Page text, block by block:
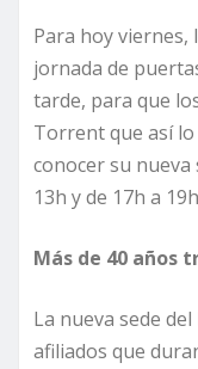
Para hoy
jornada de
tarde, para que
Torrent que así lo
conocer su nueva
13h y de 17h a
Más de 40 años
La nueva sede
afiliados que